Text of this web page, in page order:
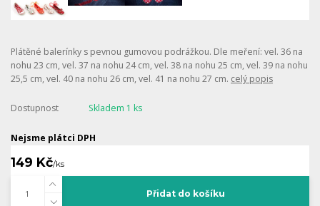
Plátěné balerínky s pevnou gumovou podrážkou. Dle meření: vel. 36 na
nohu 23 cm, vel. 37 na nohu 24 cm, vel. 38 na nohu 25 cm, vel. 39 na nohu
25,5 cm, vel. 40 na nohu 26 cm, vel. 41 na nohu 27 cm. celý popis
Dostupnost Skladem 1 ks
Nejsme plátci DPH
149 Kč/ks
Přidat do košíku